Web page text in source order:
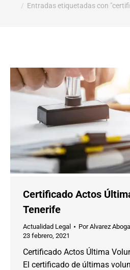
Entradas etiquetadas con
Certificado Actos
Tenerife
Actualidad Legal PorAlvarez
23 febrero, 2021
Certificado Actos Última
El certificado de últimas